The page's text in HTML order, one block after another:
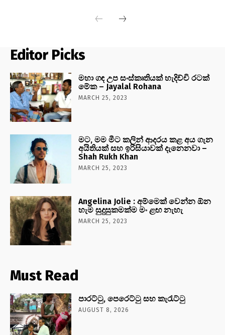
Editor Picks
මහා ගඳ උප සංස්කෘතියක් හැදිච්චි රටක්
මේක – Jayalal Rohana
MARCH 25, 2023
මට, මම මීට කලින් ආදරය කළ අය ගැන
අයිතියක් සහ ඉරිසියාවක් දැනෙනවා –
Shah Rukh Khan
MARCH 25, 2023
Angelina Jolie : අම්මෙක් වෙන්න ඕන
හැම සුදුසුකමක්ම මං ළඟ නැහැ
MARCH 25, 2023
Must Read
පාරට්ටු, පෙරෙට්ටු සහ කැරැට්ටු
AUGUST 8, 2026